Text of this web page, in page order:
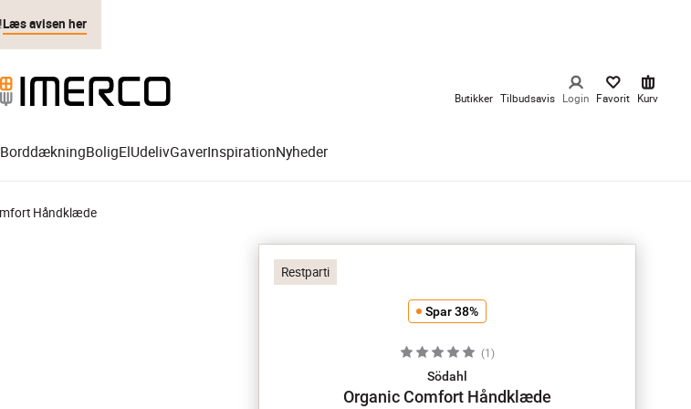
Læs avisen her
Butikker Tilbudsavis Login Favorit Kurv
BorddækningBoligElUdelivGaverInspirationNyheder
Håndklæde
Restparti
Spar 38%
(1 )
Södahl
Organic Comfort Håndklæde